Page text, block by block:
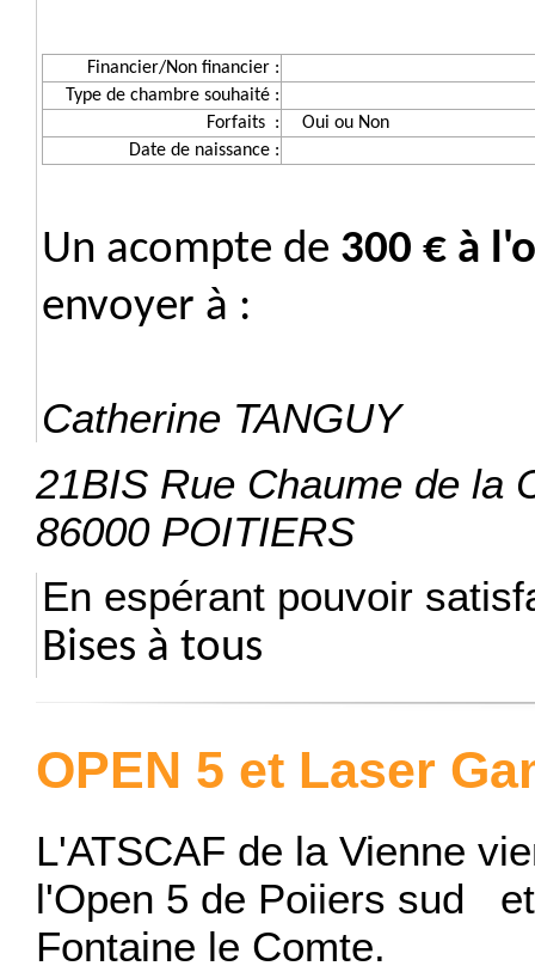
Financier/Non financier :
Type de chambre souhaité :
Forfaits :
Oui ou Non
Date de naissance :
Un acompte de 300 € à
envoyer à :
Catherine TANGUY
21BIS Rue Chaume de la
86000 POITIERS
En espérant pouvoir
Bises à tous
OPEN 5 et Laser
L'ATSCAF de la Vienne
l'Open 5 de Poiiers sud
Fontaine le Comte.